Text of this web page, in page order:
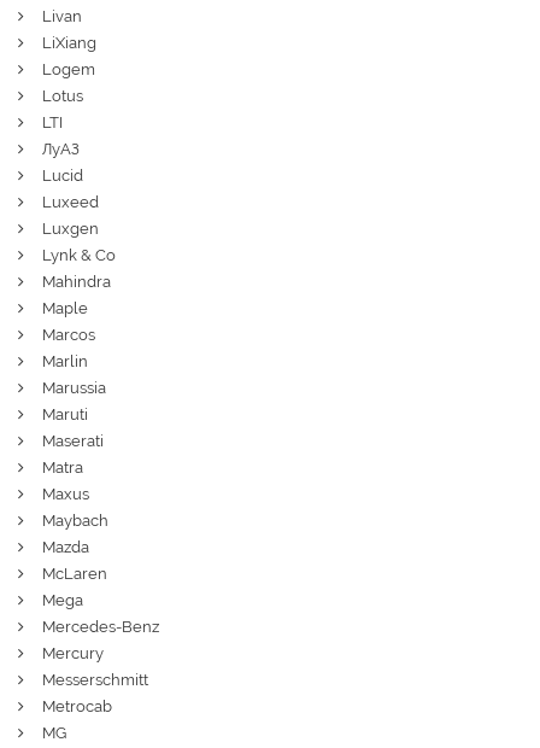
Livan
LiXiang
Logem
Lotus
LTI
ЛуАЗ
Lucid
Luxeed
Luxgen
Lynk & Co
Mahindra
Maple
Marcos
Marlin
Marussia
Maruti
Maserati
Matra
Maxus
Maybach
Mazda
McLaren
Mega
Mercedes-Benz
Mercury
Messerschmitt
Metrocab
MG